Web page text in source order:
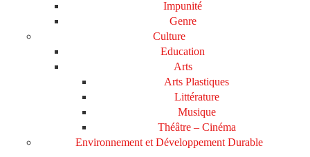
Impunité
Genre
Culture
Education
Arts
Arts Plastiques
Littérature
Musique
Théâtre – Cinéma
Environnement et Développement Durable